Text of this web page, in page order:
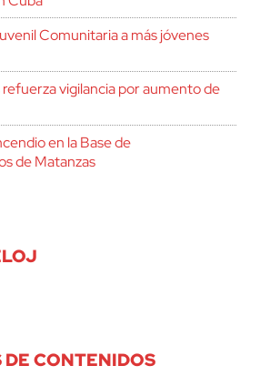
Comunitaria a más jóvenes
vigilancia por aumento de
en la Base de
de Matanzas
DE CONTENIDOS